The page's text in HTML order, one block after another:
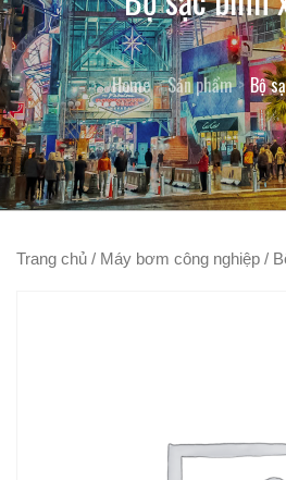
Home Sản phẩm Bộ
Trang chủ / Máy bơm công nghiệp /